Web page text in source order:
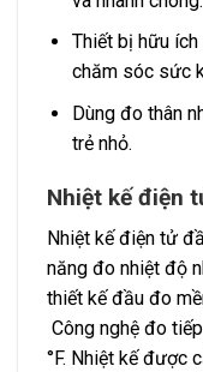
Thiết bị hữu
chăm sóc sức
Dùng đo thân
trẻ nhỏ.
Nhiệt kế điện
Nhiệt kế điện tử
năng đo nhiệt độ
thiết kế đầu đo
Công nghệ đo
°F. Nhiệt kế được